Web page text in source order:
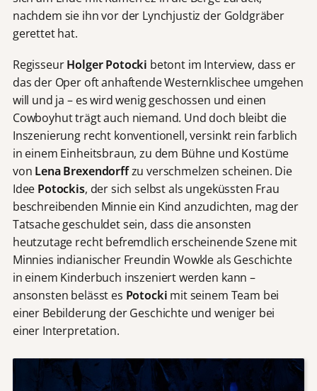
nachdem sie ihn vor der Lynchjustiz der Goldgräber
gerettet hat.
RegisseurHolger Potocki betont im Interview, dass er
das der Oper oft anhaftende Westernklischee umgehen
will und ja – es wird wenig geschossen und einen
Cowboyhut trägt auch niemand. Und doch bleibt die
Inszenierung recht konventionell, versinkt rein farblich
in einem Einheitsbraun, zu dem Bühne und Kostüme
von Lena Brexendorffzu verschmelzen scheinen. Die
Idee Potockis, der sich selbst als ungeküssten Frau
beschreibenden Minnie ein Kind anzudichten, mag der
Tatsache geschuldet sein, dass die ansonsten
heutzutage recht befremdlich erscheinende Szene mit
Minnies indianischer Freundin Wowkle als Geschichte
in einem Kinderbuch inszeniert werden kann –
ansonsten belässt es Potocki mit seinem Team bei
einer Bebilderung der Geschichte und weniger bei
einer Interpretation.